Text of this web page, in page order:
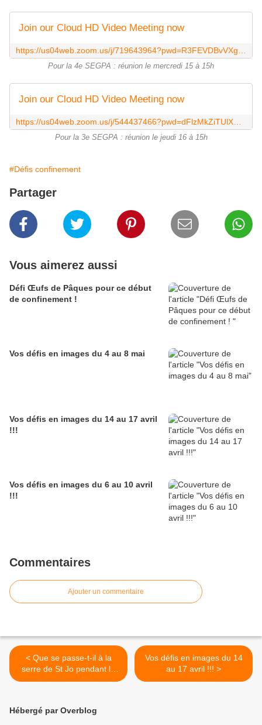
Join our Cloud HD Video Meeting now
Pour la 4e SEGPA : réunion le mercredi 15 à 15h
Join our Cloud HD Video Meeting now
Pour la 3e SEGPA : réunion le jeudi 16 à 15h
#Défis confinement
Partager
Vous aimerez aussi
Défi Œufs de Pâques pour ce début
de confinement !
Vos défis en images du 4 au 8 mai
Vos défis en images du 14 au 17 avril
!!!
Vos défis en images du 6 au 10 avril
!!!
Commentaires
Ajouter un commentaire
< Que se passe-t-il à la
serre de St Jo pendant le
confinement ?????
Vos défis en images du 14
au 17 avril !!! >
Hébergé par Overblog